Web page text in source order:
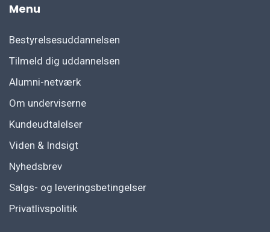
Menu
Bestyrelsesuddannelsen
Tilmeld dig uddannelsen
Alumni-netværk
Om underviserne
Kundeudtalelser
Viden & Indsigt
Nyhedsbrev
Salgs- og leveringsbetingelser
Privatlivspolitik